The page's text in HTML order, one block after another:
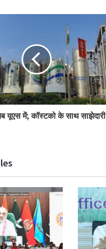
यूएस में; कॉस्टको के साथ साझेदारी